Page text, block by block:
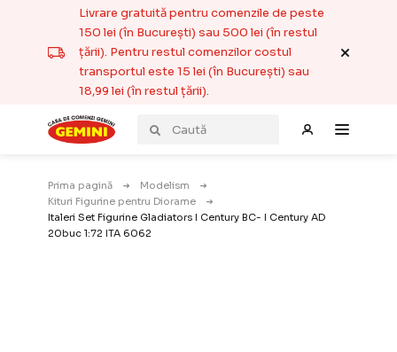
Livrare gratuită pentru comenzile de peste
150 lei (în București) sau 500 lei (în restul
țării). Pentru restul comenzilor costul
transportul este 15 lei (în București) sau
18,99 lei (în restul țării).
Prima pagină
Modelism
Kituri Figurine pentru Diorame
Italeri Set Figurine Gladiators I Century BC- I Century AD
20buc 1:72 ITA 6062